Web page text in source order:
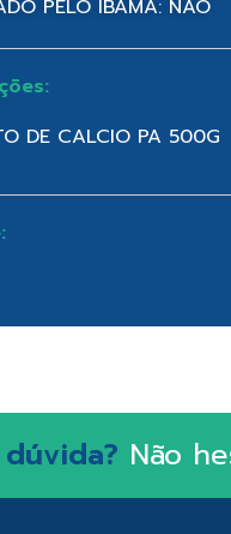
PELO IBAMA: NÃO
DE CALCIO PA 500G
Não